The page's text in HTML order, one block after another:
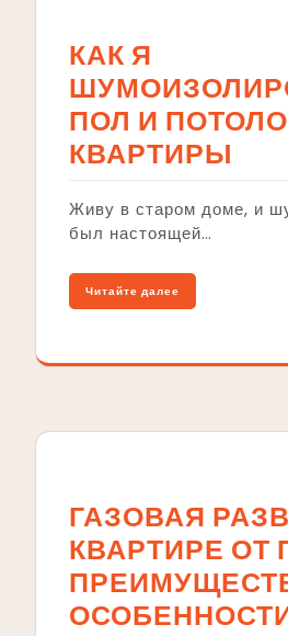
КАК Я
ПОЛ И
КВАРТИРЫ
Живу в старом доме, и
был настоящей…
Читайте далее
ГАЗОВАЯ
КВАРТИРЕ ОТ